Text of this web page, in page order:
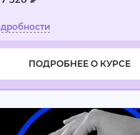
ПОДРОБНЕЕ О КУРСЕ